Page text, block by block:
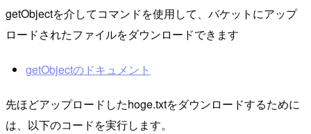
getObjectを介してコマンドを使用して、バケットにアップ
ロードされたファイルをダウンロードできます
getObjectのドキュメント
先ほどアップロードしたhoge.txtをダウンロードするために
は、以下のコードを実行します。